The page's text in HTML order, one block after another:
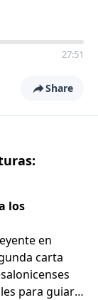
27:51
Share
los
en
carta
para guiar a